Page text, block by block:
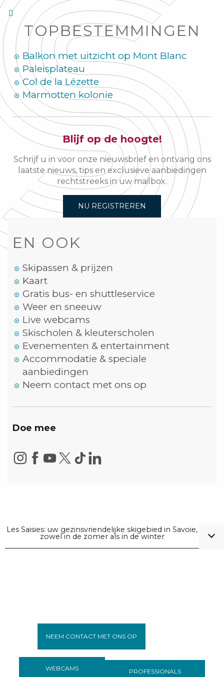
TOPBESTEMMINGEN
Balkon met uitzicht op Mont Blanc
Paleisplateau
Col de la Lézette
Marmotten kolonie
Blijf op de hoogte!
Schrijf u in voor onze nieuwsbrief en ontvang ons
laatste nieuws, tips en exclusieve aanbiedingen
rechtstreeks in uw mailbox.
NU REGISTREREN
EN OOK
Skipassen & prijzen
Kaart
Gratis bus- en shuttleservice
Weer en sneeuw
Live webcams
Skischolen & kleuterscholen
Evenementen & entertainment
Accommodatie & speciale
aanbiedingen
Neem contact met ons op
Doe mee
Les Saisies: uw gezinsvriendelijke skigebied in Savoie,
zowel in de zomer als in de winter
NEEM CONTACT MET ONS OP
WEBCAMS PROFESSIONALS